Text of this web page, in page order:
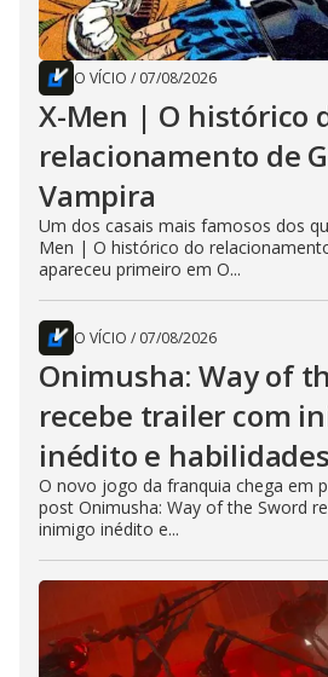
O VÍCIO / 07/08/2026
X-Men | O histórico
relacionamento de
Vampira
Um dos casais mais famosos dos
Men | O histórico do
apareceu primeiro em O...
O VÍCIO / 07/08/2026
Onimusha: Way of
recebe trailer com
inédito e
O novo jogo da franquia chega em
post Onimusha: Way of the Sword
inimigo inédito e...